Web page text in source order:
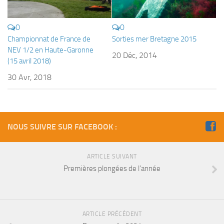
Fosse
APNEE
SORTIES
Sorties 2026
Sorties 2023
Sorties 2022
0
Championnat de France de
NEV 1/2 en Haute-Garonne
(15 avril 2018)
30 Avr, 2018
0
Sorties mer Bretagne 2015
20 Déc, 2014
NOUS SUIVRE SUR FACEBOOK :
ARTICLE SUIVANT
Premières plongées de l’année
ARTICLE PRÉCÉDENT